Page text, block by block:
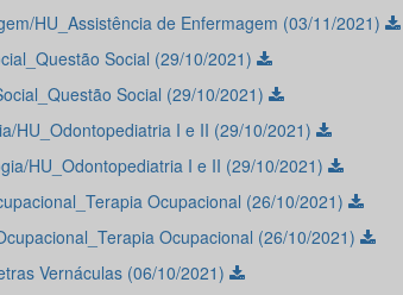
HU_Assistência de Enfermagem (03/11/2021)
Social (29/10/2021)
Social (29/10/2021)
HU_Odontopediatria I e II (29/10/2021)
HU_Odontopediatria I e II (29/10/2021)
Ocupacional (26/10/2021)
Ocupacional (26/10/2021)
Vernáculas (06/10/2021)